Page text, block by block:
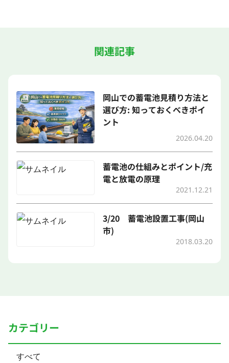
関連記事
岡山での蓄電池見積り方法と
選び方: 知っておくべきポイ
ント
2026.04.20
蓄電池の仕組みとポイント/充
電と放電の原理
2021.12.21
3/20 蓄電池設置工事(岡山
市)
2018.03.20
カテゴリー
すべて